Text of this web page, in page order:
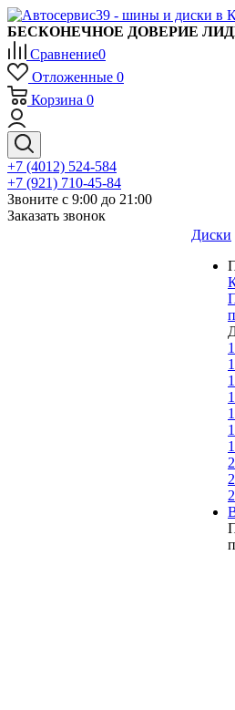
БЕСКОНЕЧНОЕ ДОВЕРИЕ
Сравнение0
Отложенные 0
Корзина 0
+7 (4012) 524-584
+7 (921) 710-45-84
Звоните с 9:00 до 21:00
Заказать звонок
Диски